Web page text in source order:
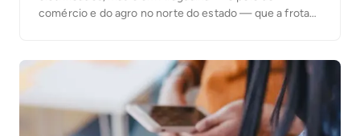
comércio e do agro no norte do estado — que a frota